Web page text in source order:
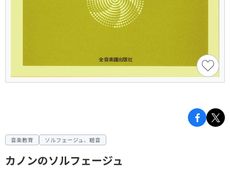
音楽教育 ソルフェージュ、聴音
カノンのソルフェージュ